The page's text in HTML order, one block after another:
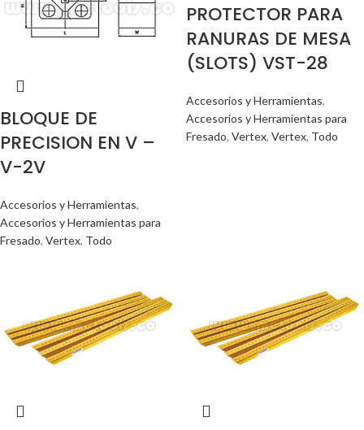
BLOQUE DE
PRECISION EN V –
V-2V
Accesorios y Herramientas,
Accesorios y Herramientas para
Fresado, Vertex, Todo
PROTECTOR PARA
RANURAS DE MESA
(SLOTS) VST-28
Accesorios y Herramientas,
Accesorios y Herramientas para
Fresado, Vertex, Vertex, Todo